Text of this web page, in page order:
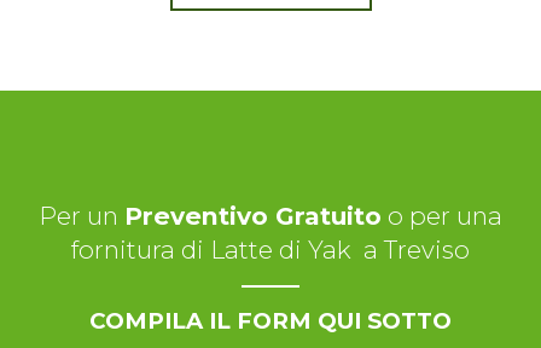
Per un Preventivo Gratuito o per una
fornitura di Latte di Yak a Treviso
COMPILA IL FORM QUI SOTTO